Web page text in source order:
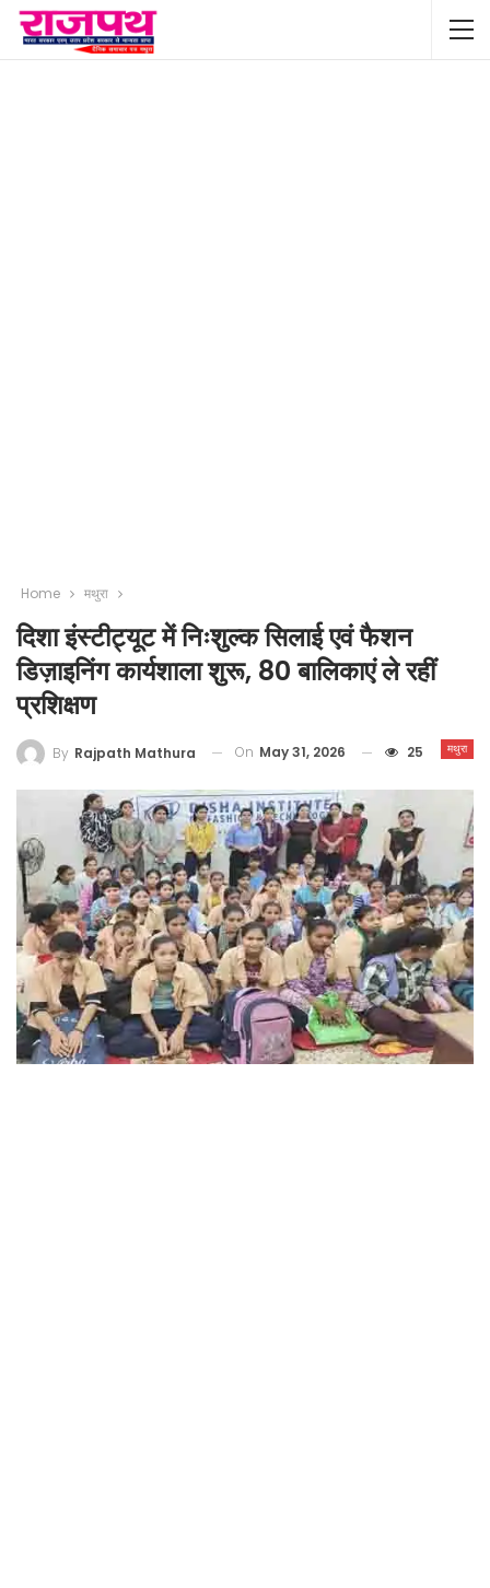
Home मथुरा
दिशा इंस्टीट्यूट में निःशुल्क सिलाई एवं फैशन
डिज़ाइनिंग कार्यशाला शुरू, 80 बालिकाएं ले रहीं
प्रशिक्षण
मथुरा
By Rajpath Mathura On May 31, 2026 25